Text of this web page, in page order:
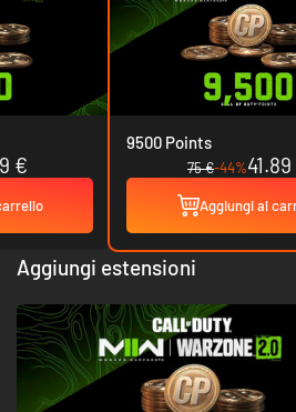
€
9500 Points
75 €-44%
Aggiungi al
Aggiungi estensioni